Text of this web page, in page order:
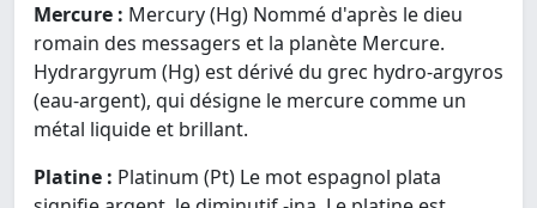
Mercure : Mercury (Hg) Nommé d'après le dieu
romain des messagers et la planète Mercure.
Hydrargyrum (Hg) est dérivé du grec hydro-argyros
(eau-argent), qui désigne le mercure comme un
métal liquide et brillant.
Platine : Platinum (Pt) Le mot espagnol plata